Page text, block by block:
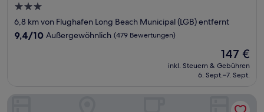
3.0-
Sterne-
Unterkunft
6,8 km von Flughafen Long Beach Municipal (LGB) entfernt
9.4
9,4/10 Außergewöhnlich (479 Bewertungen)
Der
Preis
beträgt
147 €
inkl. Steuern & Gebühren
6. Sept.–7. Sept.
Dockside Boat & Bed Long Beach